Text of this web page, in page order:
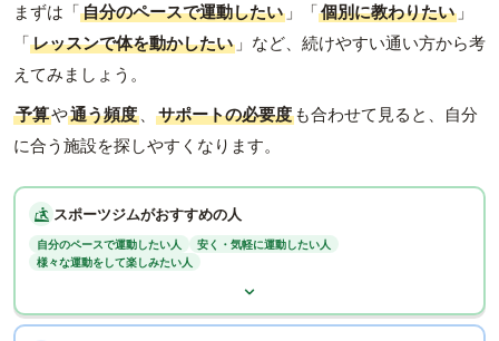
まずは「自分のペースで運動したい 」「個別に教わりたい 」
「レッスンで体を動かしたい 」など、続けやすい通い方から考
えてみましょう。
予算や通う頻度 、 サポートの必要度 も合わせて見ると、自分
に合う施設を探しやすくなります。
スポーツジムがおすすめの人
自分のペースで運動したい人
安く・気軽に運動したい人
様々な運動をして楽しみたい人